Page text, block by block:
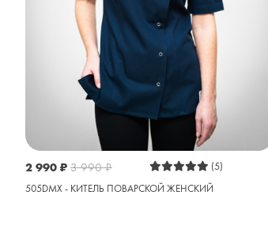
2 990 ₽ 3 990₽
(5)
505DMX - КИТЕЛЬ ПОВАРСКОЙ ЖЕНСКИЙ